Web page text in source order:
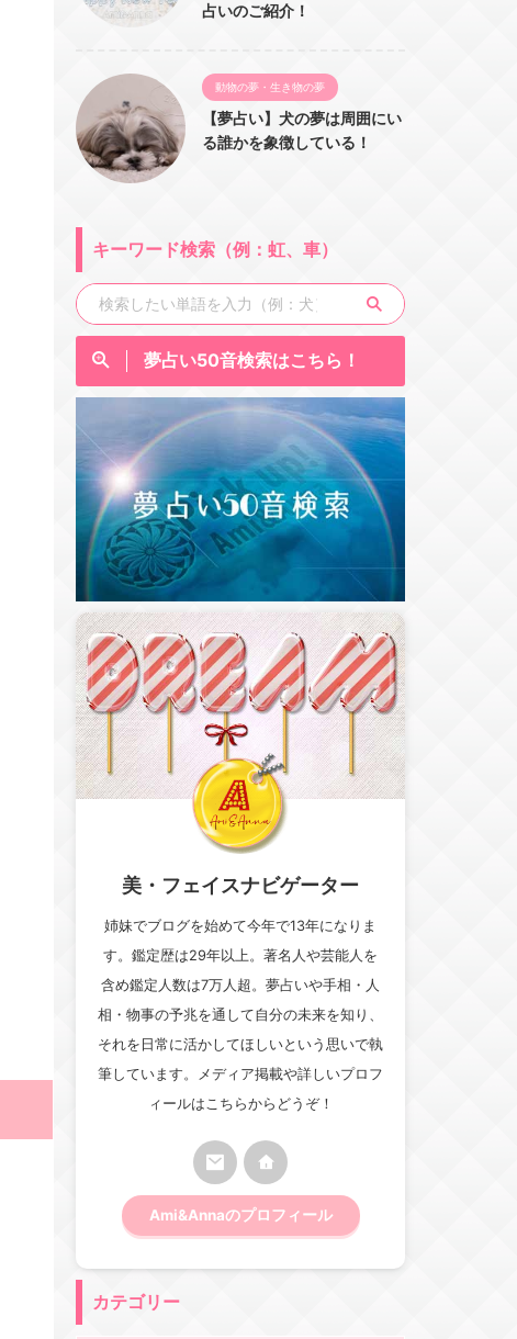
占いのご紹介！
動物の夢・生き物の夢
【夢占い】犬の夢は周囲にい
る誰かを象徴している！
キーワード検索（例：虹、車）
夢占い50音検索はこちら！
美・フェイスナビゲーター
姉妹でブログを始めて今年で13年になりま
す。鑑定歴は29年以上。著名人や芸能人を
含め鑑定人数は7万人超。夢占いや手相・人
相・物事の予兆を通して自分の未来を知り、
それを日常に活かしてほしいという思いで執
筆しています。メディア掲載や詳しいプロフ
ィールはこちらからどうぞ！
Ami&Annaのプロフィール
カテゴリー